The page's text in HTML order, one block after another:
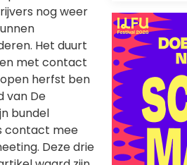
nog weer
Het duurt
met contact
herfst ben
van De
bundel
contact mee
Deze drie